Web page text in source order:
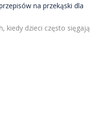
na przekąski dla
kiedy dzieci często sięgają